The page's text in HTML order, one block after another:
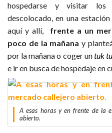
hospedarse y visitar los
descolocado, en una
aquí y allí, frente a un
poco de la mañana y
por la mañana o coger untuk
e ir en busca de hospedaje en
A esas horas y en frente de la
abierto.